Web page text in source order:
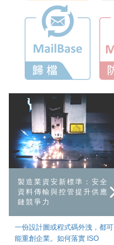
製造業資安新標準：安全
資料傳輸與控管提升供應
鏈競爭力
一份設計圖或程式碼外洩，都可
能重創企業。如何落實 ISO